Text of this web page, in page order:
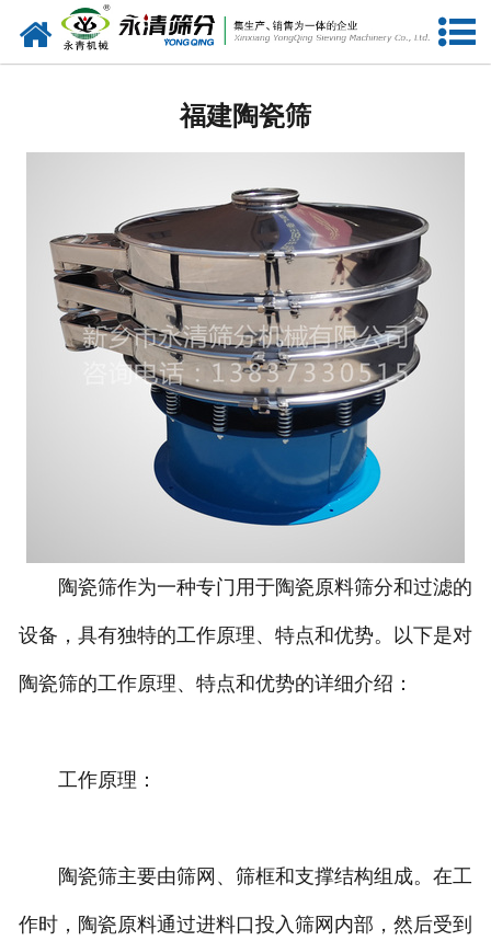
网站首页
福建振动电机
福建输送设备
福建振动平台
福建仓壁振动器
福建筛机配件
福建陶瓷筛
陶瓷筛作为一种专门用于陶瓷原料筛分和过滤的
设备，具有独特的工作原理、特点和优势。以下是对
陶瓷筛的工作原理、特点和优势的详细介绍：
工作原理：
陶瓷筛主要由筛网、筛框和支撑结构组成。在工
作时，陶瓷原料通过进料口投入筛网内部，然后受到